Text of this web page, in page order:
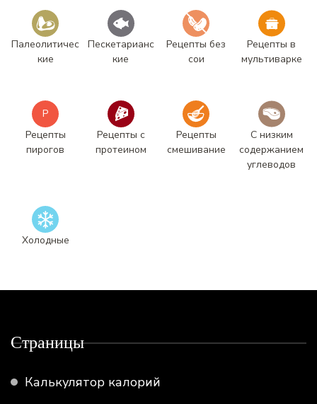
Палеолитичес
кие
Пескетарианс
кие
Рецепты без
сои
Рецепты в
мультиварке
Р
Рецепты
пирогов
Рецепты с
протеином
Рецепты
смешивание
С низким
содержанием
углеводов
Холодные
Страницы
Калькулятор калорий